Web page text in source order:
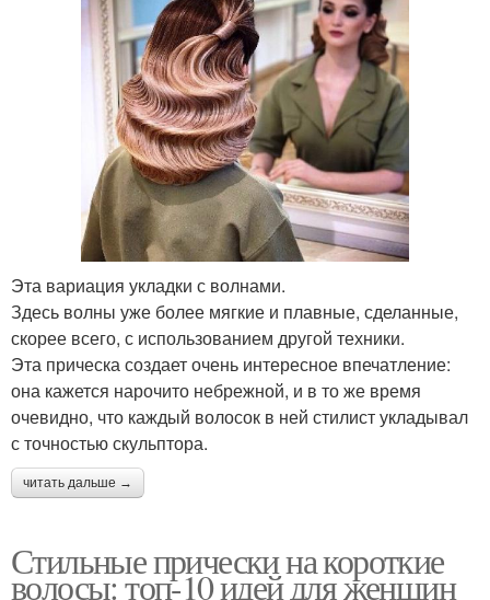
Эта вариация укладки с волнами.
Здесь волны уже более мягкие и плавные, сделанные,
скорее всего, с использованием другой техники.
Эта прическа создает очень интересное впечатление:
она кажется нарочито небрежной, и в то же время
очевидно, что каждый волосок в ней стилист укладывал
с точностью скульптора.
читать дальше →
Стильные прически на короткие
волосы: топ-10 идей для женщин